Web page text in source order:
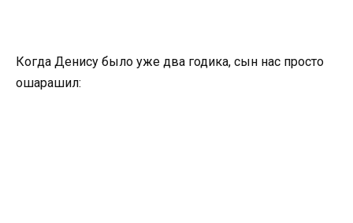
Когда Денису было уже два годика, сын нас просто
ошарашил: